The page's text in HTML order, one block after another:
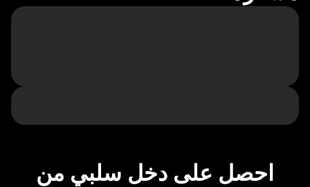
احصل على دخل سلبي من